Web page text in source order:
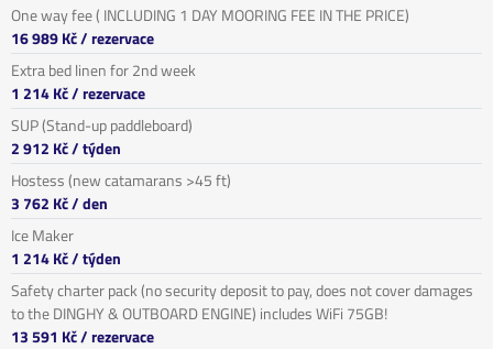
One way fee ( INCLUDING 1 DAY MOORING FEE IN THE PRICE)
16 989 Kč/ rezervace
Extra bed linen for 2nd week
1 214 Kč/ rezervace
SUP (Stand-up paddleboard)
2 912 Kč/ týden
Hostess (new catamarans >45 ft)
3 762 Kč/ den
Ice Maker
1 214 Kč/ týden
Safety charter pack (no security deposit to pay, does not cover damages
to the DINGHY & OUTBOARD ENGINE) includes WiFi 75GB!
13 591 Kč/ rezervace